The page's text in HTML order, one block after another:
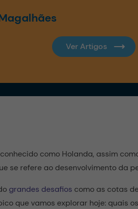
como Holanda, assim
se refere ao desenvolvimento da
grandes desafios como as cotas
que vamos explorar hoje: quais